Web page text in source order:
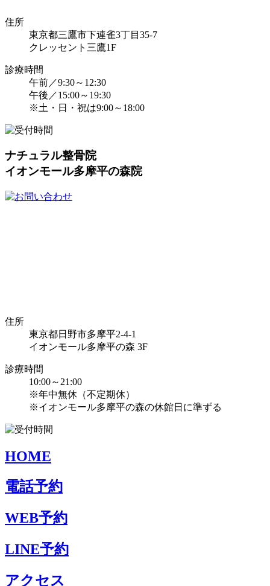
住所
東京都三鷹市下連雀3丁目35-7
クレッセント三鷹1F
診療時間
午前／9:30～12:30
午後／15:00～19:30
※土・日・祝は9:00～18:00
ナチュラル整骨院
イオンモール多摩平の森院
住所
東京都日野市多摩平2-4-1
イオンモール多摩平の森 3F
診療時間
10:00～21:00
※年中無休（不定期休）
※イオンモール多摩平の森の休館日に準ずる
HOME
電話予約
WEB予約
LINE予約
アクセス